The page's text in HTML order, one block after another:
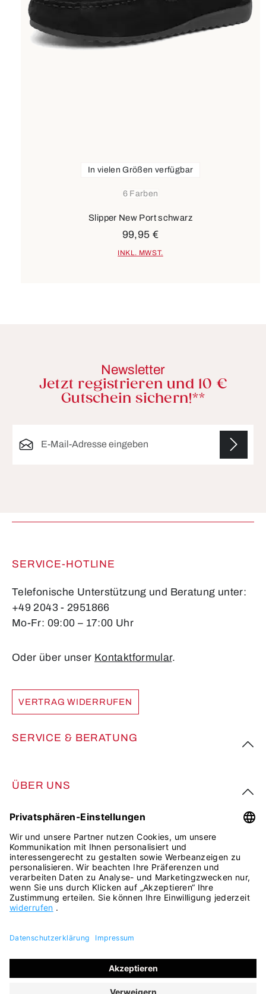
6 Farben
In vielen Größen verfügbar
Slipper New Port schwarz
99,95 €
INKL. MWST.
Newsletter
Jetzt registrieren und 10 €
Gutschein sichern!**
SERVICE-HOTLINE
Telefonische Unterstützung und Beratung unter:
+49 2043 - 2951866
Mo-Fr: 09:00 – 17:00 Uhr
Oder über unser Kontaktformular.
VERTRAG WIDERRUFEN
SERVICE & BERATUNG
ÜBER UNS
FOLGE UNS
Alle Preise inkl. gesetzl. Mehrwertsteuer zzgl.
und ggf. Nachnahmegebühren, wenn nicht anders
angegeben.